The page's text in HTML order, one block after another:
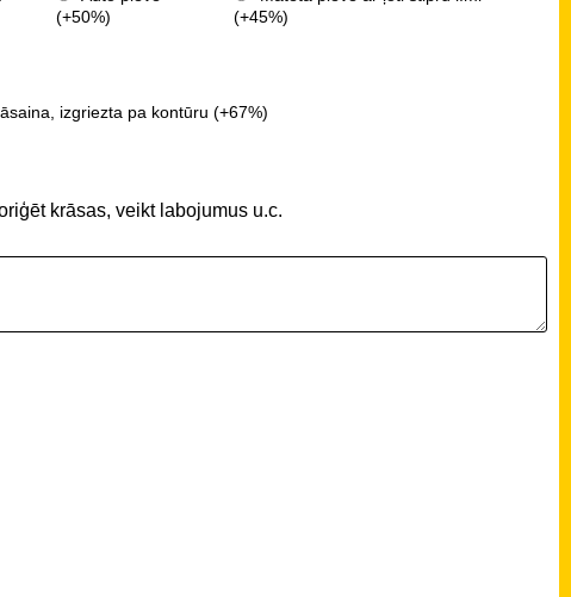
(+50%)
(+45%)
izgriezta pa kontūru (+67%)
krāsas, veikt labojumus u.c.